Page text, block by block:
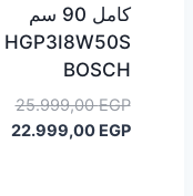
كامل 90 سم
HGP3I8W50S
BOSCH
25.999,00EGP
22.999,00 EGP